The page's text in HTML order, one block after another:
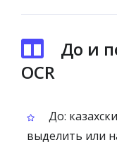
До и
OCR
До:
выделить или